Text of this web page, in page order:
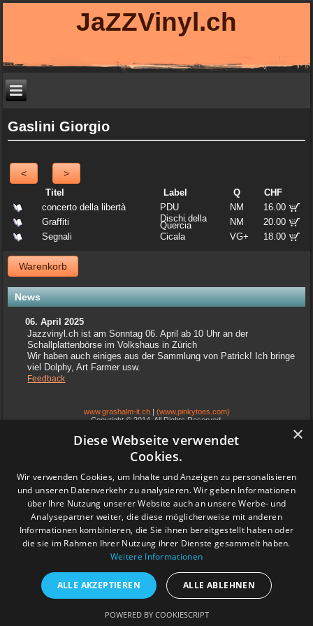
JaZZVinyl.ch
Gaslini Giorgio
< >
Titel Label Q
CHF
concerto della libertà
PDU NM
16.00
Graffiti
Dischi della
Quercia NM
20.00
Segnali
Cicala VG+ 18.00
Warenkorb
News
06. April 2025
Jazzvinyl.ch ist am Sonntag 06. April ab 10 Uhr an der
Schallplattenbörse im Volkshaus in Zürich
Wir haben auch einiges aus der Sammlung von Patrick! Ich bringe
viel Dolphy, Art Farmer usw.
Feedback
www.grashalm-it.ch| (www.pinkytoes.com)
Copyright © 2014. All Rights Reserved.
×
Diese Webseite verwendet
Cookies.
Wir verwenden Cookies, um Inhalte und Anzeigen zu personalisieren
und unseren Datenverkehr zu analysieren. Wir geben Informationen
über Ihre Nutzung unserer Website auch an unsere Werbe- und
Analysepartner weiter, die diese möglicherweise mit anderen
Informationen kombinieren, die Sie ihnen bereitgestellt haben oder
die sie im Rahmen Ihrer Nutzung ihrer Dienste gesammelt haben.
Weitere Informationen
ALLE AKZEPTIEREN ALLE ABLEHNEN
POWERED BY COOKIESCRIPT